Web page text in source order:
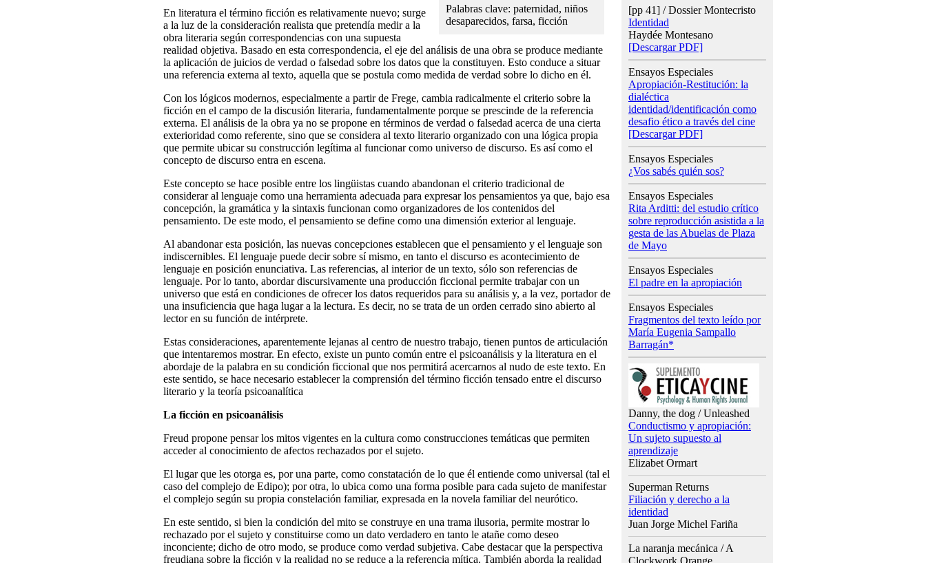
Palabras clave: paternidad, niños
desaparecidos, farsa, ficción
En literatura el término ficción es relativamente nuevo; surge
a la luz de la consideración realista que pretendía medir a la
obra literaria según correspondencias con una supuesta
realidad objetiva. Basado en esta correspondencia, el eje del análisis de una obra se produce mediante
la aplicación de juicios de verdad o falsedad sobre los datos que la constituyen. Esto conduce a situar
una referencia externa al texto, aquella que se postula como medida de verdad sobre lo dicho en él.
Con los lógicos modernos, especialmente a partir de Frege, cambia radicalmente el criterio sobre la
ficción en el campo de la discusión literaria, fundamentalmente porque se prescinde de la referencia
externa. El análisis de la obra ya no se propone en términos de verdad o falsedad acerca de una cierta
exterioridad como referente, sino que se considera al texto literario organizado con una lógica propia
que permite ubicar su construcción legítima al funcionar como universo de discurso. Es así como el
concepto de discurso entra en escena.
Este concepto se hace posible entre los lingüistas cuando abandonan el criterio tradicional de
considerar al lenguaje como una herramienta adecuada para expresar los pensamientos ya que, bajo esa
concepción, la gramática y la sintaxis funcionan como organizadores de los contenidos del
pensamiento. De este modo, el pensamiento se define como una dimensión exterior al lenguaje.
Al abandonar esta posición, las nuevas concepciones establecen que el pensamiento y el lenguaje son
indiscernibles. El lenguaje puede decir sobre sí mismo, en tanto el discurso es acontecimiento de
lenguaje en posición enunciativa. Las referencias, al interior de un texto, sólo son referencias de
lenguaje. Por lo tanto, abordar discursivamente una producción ficcional permite trabajar con un
universo que está en condiciones de ofrecer los datos requeridos para su análisis y, a la vez, portador de
una insuficiencia que haga lugar a la lectura. Es decir, no se trata de un orden cerrado sino abierto al
lector en su función de intérprete.
Estas consideraciones, aparentemente lejanas al centro de nuestro trabajo, tienen puntos de articulación
que intentaremos mostrar. En efecto, existe un punto común entre el psicoanálisis y la literatura en el
abordaje de la palabra en su condición ficcional que nos permitirá acercarnos al nudo de este texto. En
este sentido, se hace necesario establecer la comprensión del término ficción tensado entre el discurso
literario y la teoría psicoanalítica
La ficción en psicoanálisis
Freud propone pensar los mitos vigentes en la cultura como construcciones temáticas que permiten
acceder al conocimiento de afectos rechazados por el sujeto.
El lugar que les otorga es, por una parte, como constatación de lo que él entiende como universal (tal el
caso del complejo de Edipo); por otra, lo ubica como una forma posible para cada sujeto de manifestar
el complejo según su propia constelación familiar, expresada en la novela familiar del neurótico.
En este sentido, si bien la condición del mito se construye en una trama ilusoria, permite mostrar lo
rechazado por el sujeto y constituirse como un dato verdadero en tanto le atañe como deseo
inconciente; dicho de otro modo, se produce como verdad subjetiva. Cabe destacar que la perspectiva
freudiana sobre la ficción y la realidad no se reduce a la referencia mítica. También aborda la realidad
[pp 41] / Dossier Montecristo
Identidad
Haydée Montesano
[Descargar PDF]
Ensayos Especiales
Apropiación-Restitución: la
dialéctica
identidad/identificación como
desafio ético a través del cine
[Descargar PDF]
Ensayos Especiales
¿Vos sabés quién sos?
Ensayos Especiales
Rita Arditti: del estudio crítico
sobre reproducción asistida a la
gesta de las Abuelas de Plaza
de Mayo
Ensayos Especiales
El padre en la apropiación
Ensayos Especiales
Fragmentos del texto leído por
María Eugenia Sampallo
Barragán*
Danny, the dog / Unleashed
Conductismo y apropiación:
Un sujeto supuesto al
aprendizaje
Elizabet Ormart
Superman Returns
Filiación y derecho a la
identidad
Juan Jorge Michel Fariña
La naranja mecánica / A
Clockwork Orange